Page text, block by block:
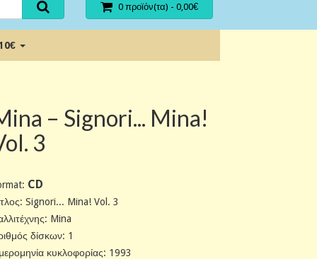
0 προϊόν(τα) - 0,00€
– Signori... Mina!
3
CD
Signori... Mina! Vol. 3
Mina
δίσκων: 1
κυκλοφορίας: 1993